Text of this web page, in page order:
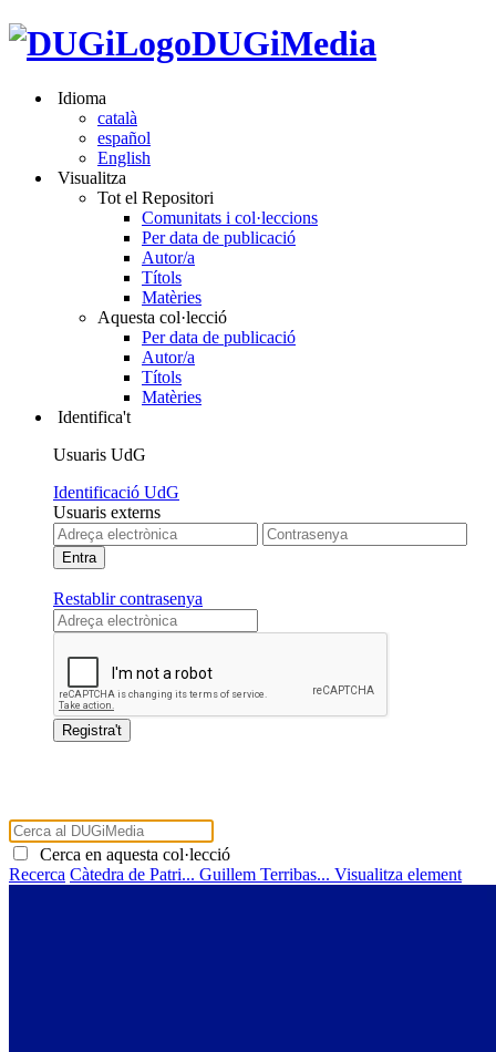
DUGiMedia
Idioma
català
español
English
Visualitza
Tot el Repositori
Comunitats i col·leccions
Per data de publicació
Autor/a
Títols
Matèries
Aquesta col·lecció
Per data de publicació
Autor/a
Títols
Matèries
Identifica't
Usuaris UdG
Identificació UdG
Usuaris externs
Restablir contrasenya
Cerca en aquesta col·lecció
Recerca Càtedra de Patri... Guillem Terribas... Visualitza element